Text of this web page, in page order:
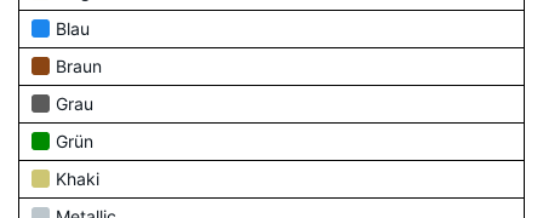
Blau
Braun
Grau
Grün
Khaki